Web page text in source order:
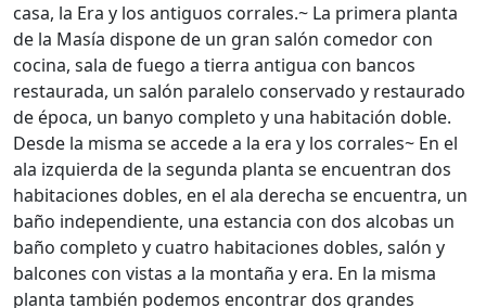
casa, la Era y los antiguos corrales.~ La primera planta
de la Masía dispone de un gran salón comedor con
cocina, sala de fuego a tierra antigua con bancos
restaurada, un salón paralelo conservado y restaurado
de época, un banyo completo y una habitación doble.
Desde la misma se accede a la era y los corrales~ En el
ala izquierda de la segunda planta se encuentran dos
habitaciones dobles, en el ala derecha se encuentra, un
baño independiente, una estancia con dos alcobas un
baño completo y cuatro habitaciones dobles, salón y
balcones con vistas a la montaña y era. En la misma
planta también podemos encontrar dos grandes